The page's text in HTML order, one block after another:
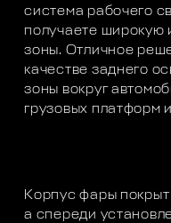
система рабочего
получаете широкую
зоны. Отличное
качестве заднего
зоны вокруг
грузовых платформ
Корпус фары
а спереди